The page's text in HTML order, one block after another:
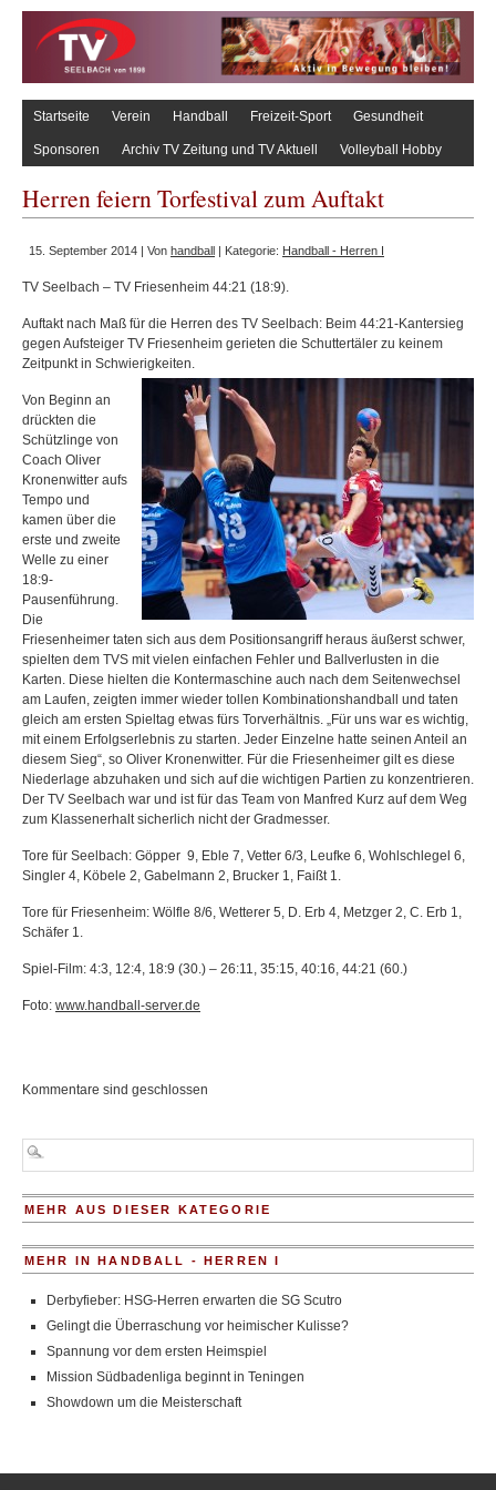
Startseite Verein Handball Freizeit-Sport Gesundheit
Sponsoren Archiv TV Zeitung und TV Aktuell Volleyball Hobby
Herren feiern Torfestival zum Auftakt
15. September 2014 | Von handball | Kategorie: Handball - Herren I
TV Seelbach – TV Friesenheim 44:21 (18:9).
Auftakt nach Maß für die Herren des TV Seelbach: Beim 44:21-Kantersieg
gegen Aufsteiger TV Friesenheim gerieten die Schuttertäler zu keinem
Zeitpunkt in Schwierigkeiten.
Von Beginn an
drückten die
Schützlinge von
Coach Oliver
Kronenwitter aufs
Tempo und
kamen über die
erste und zweite
Welle zu einer
18:9-
Pausenführung.
Die
Friesenheimer taten sich aus dem Positionsangriff heraus äußerst schwer,
spielten dem TVS mit vielen einfachen Fehler und Ballverlusten in die
Karten. Diese hielten die Kontermaschine auch nach dem Seitenwechsel
am Laufen, zeigten immer wieder tollen Kombinationshandball und taten
gleich am ersten Spieltag etwas fürs Torverhältnis. „Für uns war es wichtig,
mit einem Erfolgserlebnis zu starten. Jeder Einzelne hatte seinen Anteil an
diesem Sieg“, so Oliver Kronenwitter. Für die Friesenheimer gilt es diese
Niederlage abzuhaken und sich auf die wichtigen Partien zu konzentrieren.
Der TV Seelbach war und ist für das Team von Manfred Kurz auf dem Weg
zum Klassenerhalt sicherlich nicht der Gradmesser.
Tore für Seelbach: Göpper 9, Eble 7, Vetter 6/3, Leufke 6, Wohlschlegel 6,
Singler 4, Köbele 2, Gabelmann 2, Brucker 1, Faißt 1.
Tore für Friesenheim: Wölfle 8/6, Wetterer 5, D. Erb 4, Metzger 2, C. Erb 1,
Schäfer 1.
Spiel-Film: 4:3, 12:4, 18:9 (30.) – 26:11, 35:15, 40:16, 44:21 (60.)
Foto: www.handball-server.de
Kommentare sind geschlossen
MEHR AUS DIESER KATEGORIE
MEHR IN HANDBALL - HERREN I
Derbyfieber: HSG-Herren erwarten die SG Scutro
Gelingt die Überraschung vor heimischer Kulisse?
Spannung vor dem ersten Heimspiel
Mission Südbadenliga beginnt in Teningen
Showdown um die Meisterschaft